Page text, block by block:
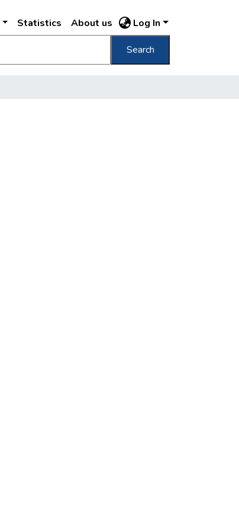
Statistics About us Log In
Search